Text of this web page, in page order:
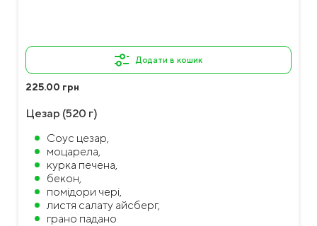
Додати в кошик
225.00 грн
Цезар (520 г)
Соус цезар,
моцарела,
курка печена,
бекон,
помідори чері,
листя салату айсберг,
грано падано